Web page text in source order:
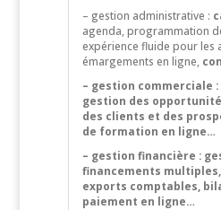
– gestion administrative :
agenda, programmation
expérience fluide pour les
émargements en ligne,
– gestion commerciale :
gestion des
des clients et des
de formation en ligne…
– gestion financière :
financements
exports comptables,
paiement en ligne…